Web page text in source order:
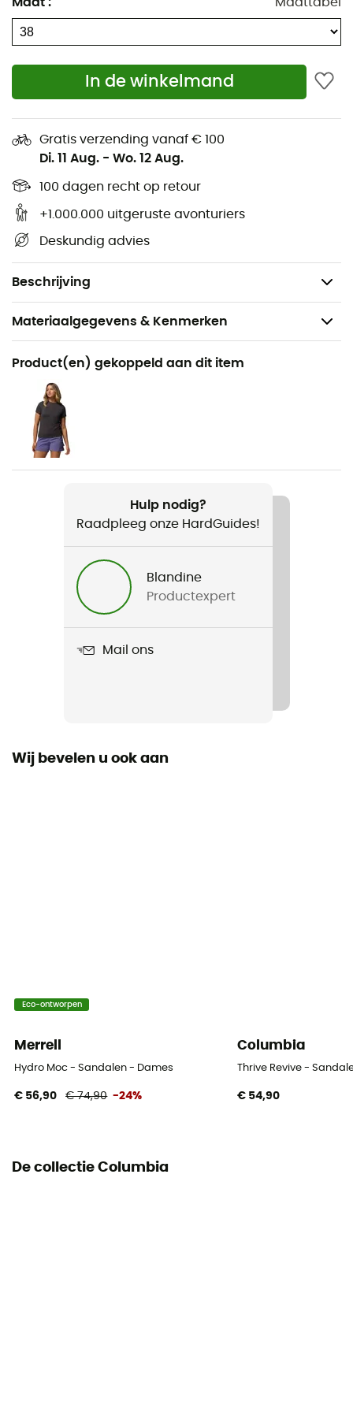
In de winkelmand
Gratis verzending vanaf € 100
Di. 11 Aug. - Wo. 12 Aug.
100 dagen recht op retour
+1.000.000 uitgeruste avonturiers
Deskundig advies
Beschrijving
De deflectiedomes op de voorvoet en hiel
verminderen de impact op de grond voor
verbeterd comfort en veerkracht
Flexibele groeven op de voorvoet bieden flexibiliteit
en een betere afzet
Buitenzool: 100% niet-markerend en gripvast
OmniGrip™ rubber
Bovenwerk: 100% polyester
polyurethaan
Gewicht: 2 x 188 g (38)
Materiaalgegevens & Kenmerken
Aanbevolen voor
Wandelen / Reizen
Voor
Dames
Gewicht
Konos Globetrot
100 % polyester
Stijfheid van de zool
Buitenzool
Product(en) gekoppeld aan dit item
Hulp nodig?
Raadpleeg onze HardGuides!
Blandine
Productexpert
Mail ons
Wij bevelen u ook aan
Eco-ontworpen
Merrell
Hydro Moc - Sandalen - Dames
€ 56,90 € 74,90 -24%
Columbia
Thrive Revive -
€ 54,90
De collectie Columbia